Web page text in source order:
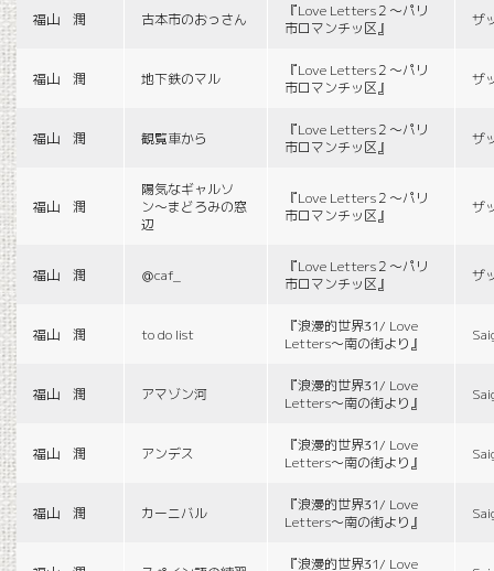
福山 潤 古本市のおっさん
『Love Letters２〜パリ
市ロマンチッ区』
ザ
福山 潤 地下鉄のマル
『Love Letters２〜パリ
市ロマンチッ区』
ザ
福山 潤 観覧車から
『Love Letters２〜パリ
市ロマンチッ区』
ザ
福山 潤
陽気なギャルソ
ン〜まどろみの窓
辺
『Love Letters２〜パリ
市ロマンチッ区』
ザ
福山 潤 ＠caf_
『Love Letters２〜パリ
市ロマンチッ区』
ザ
福山 潤 to do list
『浪漫的世界31/ Love
Letters〜南の街より』
福山 潤 アマゾン河
『浪漫的世界31/ Love
Letters〜南の街より』
福山 潤 アンデス
『浪漫的世界31/ Love
Letters〜南の街より』
福山 潤 カーニバル
『浪漫的世界31/ Love
Letters〜南の街より』
『浪漫的世界31/ Love